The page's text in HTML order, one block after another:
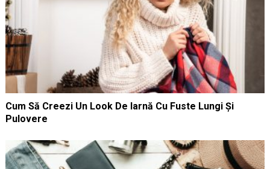
Cum Să Creezi Un Look De Iarnă Cu Fuste Lungi Și
Pulovere